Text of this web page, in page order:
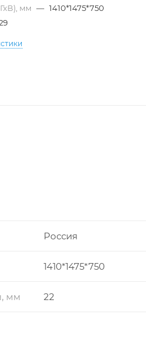
мм — 1410*1475*750
Россия
1410*1475*750
мм 22